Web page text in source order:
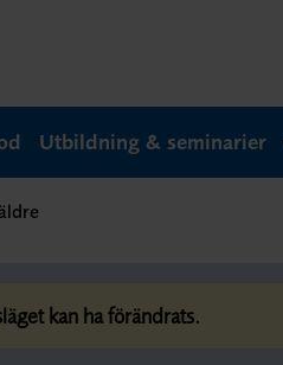
Utbildning & seminarier
kan ha förändrats.